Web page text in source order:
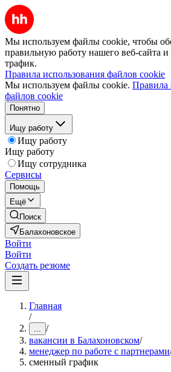
Мы используем файлы cookie, чтобы
правильную работу нашего веб-сайта и
трафик.
Правила использования файлов cookie
Мы используем файлы cookie. Правила
файлов cookie
Понятно
Ищу работу
Ищу работу
Ищу работу
Ищу сотрудника
Сервисы
Помощь
Ещё
Поиск
Балахоновское
Войти
Войти
Создать резюме
Главная
/
... /
вакансии в Балахоновском/
менеджер по работе с партнерами
сменный график